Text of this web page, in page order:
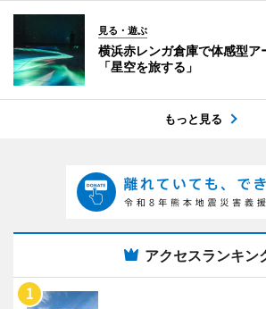
見る・遊ぶ
横浜赤レンガ倉庫で体感型ア
「星空を旅する」
もっと見る
アクセスランキン